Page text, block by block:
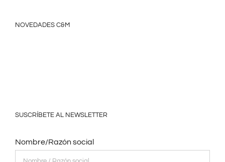
NOVEDADES C&M
SUSCRÍBETE AL NEWSLETTER
Nombre/Razón social